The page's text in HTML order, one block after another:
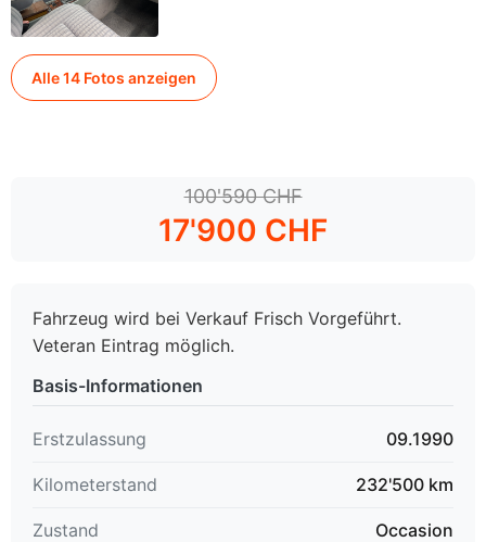
Alle 14 Fotos anzeigen
100'590 CHF
17'900 CHF
Fahrzeug wird bei Verkauf Frisch Vorgeführt.
Veteran Eintrag möglich.
Basis-Informationen
Erstzulassung 09.1990
Kilometerstand 232'500 km
Zustand Occasion